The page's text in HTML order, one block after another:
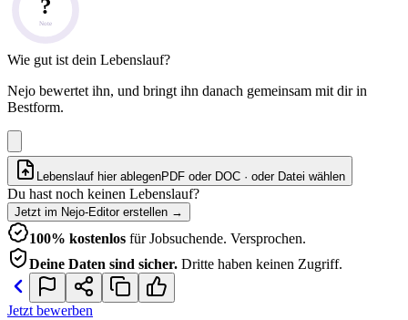
?
Note
Wie gut ist dein Lebenslauf?
Nejo bewertet ihn, und bringt ihn danach gemeinsam mit dir in
Bestform.
Lebenslauf hier ablegenPDF oder DOC · oder Datei wählen
Du hast noch keinen Lebenslauf?
Jetzt im Nejo-Editor erstellen →
100% kostenlos für Jobsuchende. Versprochen.
Deine Daten sind sicher. Dritte haben keinen Zugriff.
Jetzt bewerben